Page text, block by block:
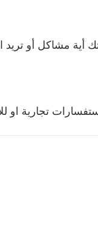
أية مشاكل أو
تجارية او